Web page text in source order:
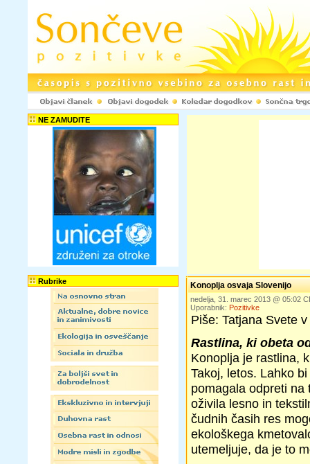
NE ZAMUDITE
Rubrike Konoplja osvaja Slovenijo
nedelja, 31. marec 2013 @ 05:02
Uporabnik: Pozitivke
Piše: Tatjana Svete
Rastlina, ki obeta
Konoplja je rastlina,
Takoj, letos. Lahko
pomagala odpreti na
oživila lesno in
čudnih časih res
ekološkega
utemeljuje, da je to